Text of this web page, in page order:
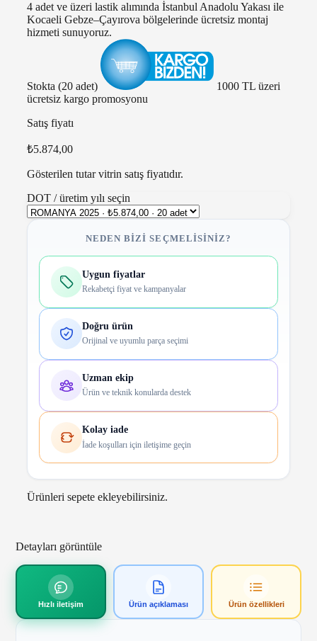
4 adet ve üzeri lastik alımında İstanbul Anadolu Yakası ile
Kocaeli Gebze–Çayırova bölgelerinde ücretsiz montaj
hizmeti sunuyoruz.
Stokta (20 adet)
1000 TL üzeri
ücretsiz kargo promosyonu
Satış fiyatı
₺5.874,00
Gösterilen tutar vitrin satış fiyatıdır.
DOT / üretim yılı seçin
NEDEN BIZI SEÇMELISINIZ?
Uygun fiyatlar
Rekabetçi fiyat ve kampanyalar
Doğru ürün
Orijinal ve uyumlu parça seçimi
Uzman ekip
Ürün ve teknik konularda destek
Kolay iade
İade koşulları için iletişime geçin
Ürünleri sepete ekleyebilirsiniz.
Detayları görüntüle
Hızlı iletişim Ürün açıklaması Ürün özellikleri